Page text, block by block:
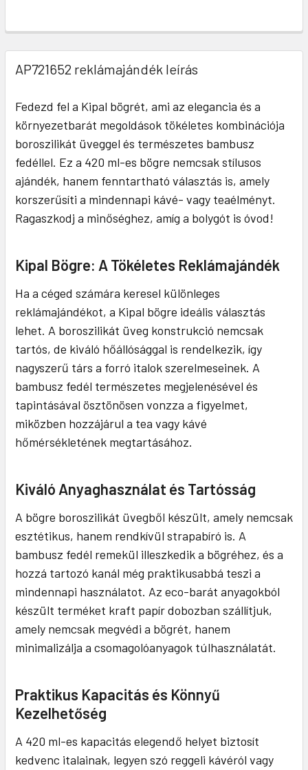
AP721652 reklámajándék leírás
Fedezd fel a Kipal bögrét, ami az elegancia és a
környezetbarát megoldások tökéletes kombinációja
boroszilikát üveggel és természetes bambusz
fedéllel. Ez a 420 ml-es bögre nemcsak stílusos
ajándék, hanem fenntartható választás is, amely
korszerűsíti a mindennapi kávé- vagy teaélményt.
Ragaszkodj a minőséghez, amíg a bolygót is óvod!
Kipal Bögre: A Tökéletes Reklámajándék
Ha a céged számára keresel különleges
reklámajándékot, a Kipal bögre ideális választás
lehet. A boroszilikát üveg konstrukció nemcsak
tartós, de kiváló hőállósággal is rendelkezik, így
nagyszerű társ a forró italok szerelmeseinek. A
bambusz fedél természetes megjelenésével és
tapintásával ösztönösen vonzza a figyelmet,
miközben hozzájárul a tea vagy kávé
hőmérsékletének megtartásához.
Kiváló Anyaghasználat és Tartósság
A bögre boroszilikát üvegből készült, amely nemcsak
esztétikus, hanem rendkívül strapabíró is. A
bambusz fedél remekül illeszkedik a bögréhez, és a
hozzá tartozó kanál még praktikusabbá teszi a
mindennapi használatot. Az eco-barát anyagokból
készült terméket kraft papír dobozban szállítjuk,
amely nemcsak megvédi a bögrét, hanem
minimalizálja a csomagolóanyagok túlhasználatát.
Praktikus Kapacitás és Könnyű
Kezelhetőség
A 420 ml-es kapacitás elegendő helyet biztosít
kedvenc italainak, legyen szó reggeli kávéról vagy